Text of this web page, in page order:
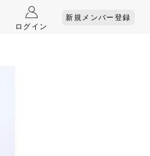
ログイン
新規メンバー登録